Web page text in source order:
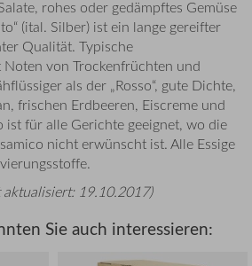
rohes oder gedämpftes Gemüse
(ital. Silber) ist ein lange gereifter
Qualität. Typische
von Trockenfrüchten und
als der „Rosso“, gute Dichte,
frischen Erdbeeren, Eiscreme und
ist für alle Gerichte geeignet, wo die
nicht erwünscht ist. Alle Essige
aktualisiert: 19.10.2017)
Sie auch interessieren: